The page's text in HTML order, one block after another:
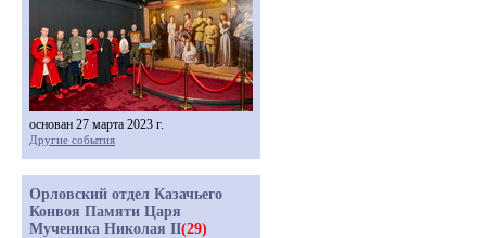
основан 27 марта 2023 г.
Другие события
Орловский отдел Казачьего
Конвоя Памяти Царя
Мученика Николая II(29)